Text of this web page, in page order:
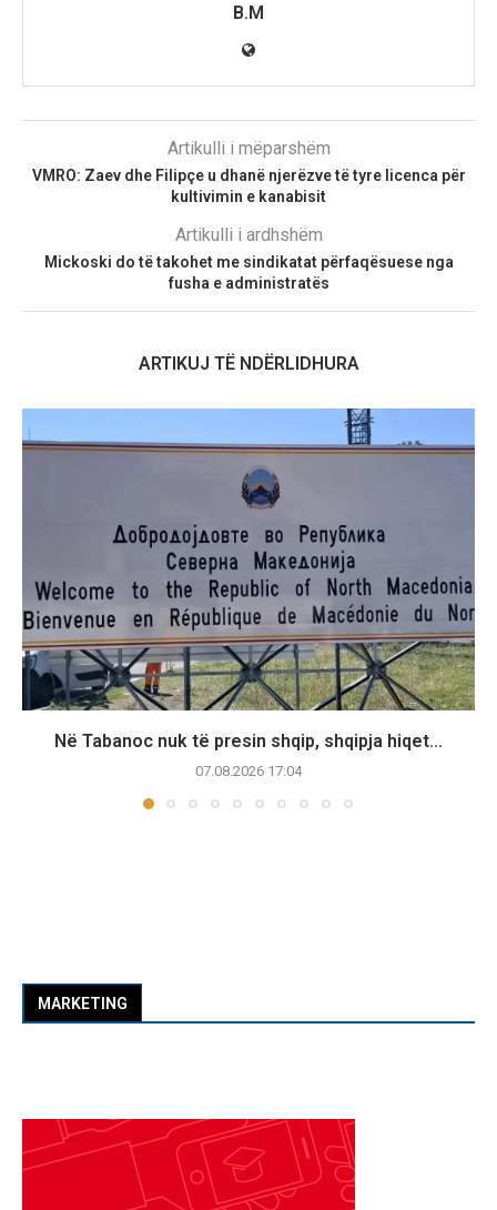
B.M
Artikulli i mëparshëm
VMRO: Zaev dhe Filipçe u dhanë njerëzve të tyre licenca për
kultivimin e kanabisit
Artikulli i ardhshëm
Mickoski do të takohet me sindikatat përfaqësuese nga
fusha e administratës
ARTIKUJ TË NDËRLIDHURA
Në Tabanoc nuk të presin shqip, shqipja hiqet...
07.08.2026 17:04
MARKETING